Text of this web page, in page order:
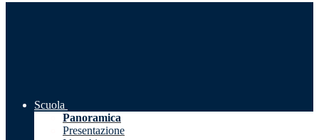
Scuola
Panoramica
Presentazione